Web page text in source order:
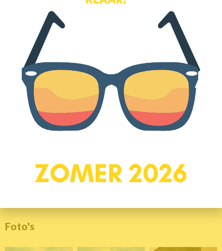
– Ruime, nette keuken en keurig sanitair
– CV-Ketel 2017
– Voorzien van HR++ glas
– Heerlijk balkon
– Actieve VVE
– Mogelijkheid tot twee slaapkamers
– Rustig wonen midden in hartje centrum
– Mogelijkheid tot eigen parkeerplek in hartje stad
In de koopovereenkomst wordt een niet-zelfbewoningsclausule
opgenomen.
Foto's